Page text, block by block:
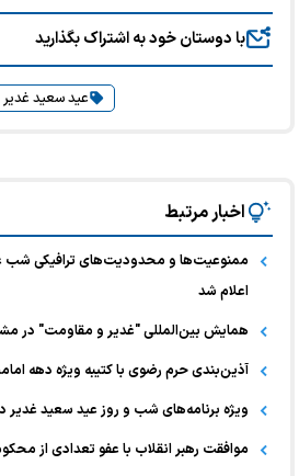
با دوستان خود به اشتراک بگذارید
عید سعید غدیر
اخبار مرتبط
اعلام شد
همایش بین‌المللی "غدیر و مقاومت" در
آذین‌بندی حرم رضوی با کتیبه‌ ویژه دهه
ویژه برنامه‌های شب و روز عید سعید غدیر
موافقت رهبر انقلاب با عفو تعدادی از